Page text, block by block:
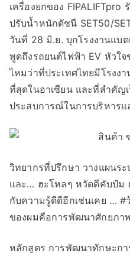
เครื่องยกของ
ปรับน้ำหนักดัชนี SET50/
วันที่ 28 มิ.ย. บุกโรงงานแบ
พูดถึงรถยนต์ไฟฟ้า EV หัวใ
ไหมว่าที่ประเทศไทยมีโรงง
ที่สุดในอาเซียน และที่สําคัญ
ประสบการณ์ในการบริหาร
วิทยากรที่ปรึกษา วางแผนระ
และ… ฮะโหลๆ หวัดดีคับป๋ม
กับความรู้ดีดีอีกเช่นเคย … #
ของผมคือการพัฒนาศักยภา
หลักสูตร การพัฒนาทักษะกา